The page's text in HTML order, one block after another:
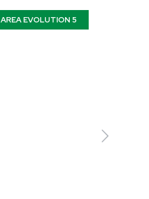
AREA EVOLUTION 5